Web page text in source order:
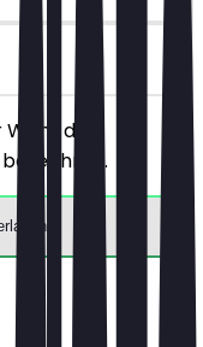
das
berechnet.